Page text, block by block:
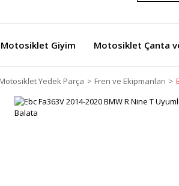
Motosiklet Giyim Motosiklet Çanta
Motosiklet Yedek Parça Fren ve Ekipmanları